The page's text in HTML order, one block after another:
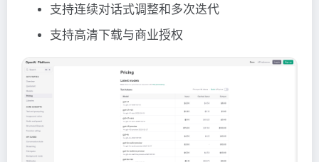
支持连续对话式调整和多次迭代
支持高清下载与商业授权